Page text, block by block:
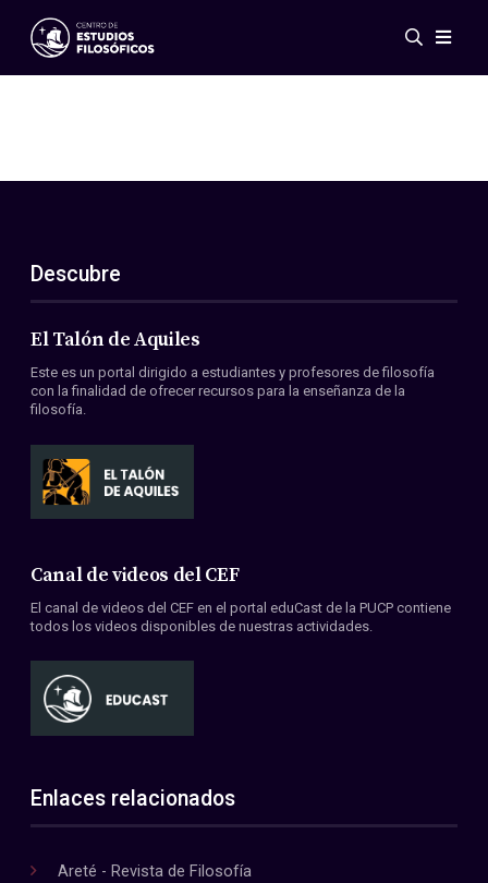
Eventos
ES
EN
Acerca de nosotros
Miembros
Convenios
Descubre
El Talón de Aquiles
Este es un portal dirigido a estudiantes y profesores de filosofía
con la finalidad de ofrecer recursos para la enseñanza de la
filosofía.
Canal de videos del CEF
El canal de videos del CEF en el portal eduCast de la PUCP contiene
todos los videos disponibles de nuestras actividades.
Enlaces relacionados
Areté - Revista de Filosofía